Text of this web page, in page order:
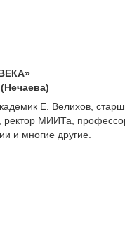
Е. Велихов,
ректор МИИТа,
и многие другие.